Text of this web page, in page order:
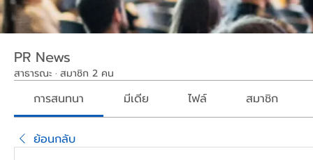
PR News
สาธารณะ · สมาชิก 2 คน
การสนทนา มีเดีย ไฟล์ สมาชิก
ย้อนกลับ